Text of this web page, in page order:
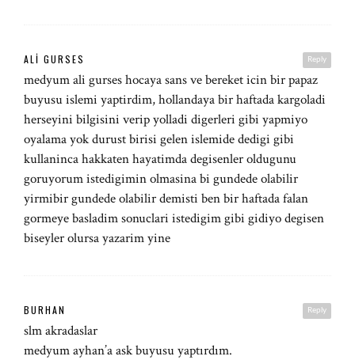
Reply
ALI GURSES
medyum ali gurses hocaya sans ve bereket icin bir papaz
buyusu islemi yaptirdim, hollandaya bir haftada kargoladi
herseyini bilgisini verip yolladi digerleri gibi yapmiyo
oyalama yok durust birisi gelen islemide dedigi gibi
kullaninca hakkaten hayatimda degisenler oldugunu
goruyorum istedigimin olmasina bi gundede olabilir
yirmibir gundede olabilir demisti ben bir haftada falan
gormeye basladim sonuclari istedigim gibi gidiyo degisen
biseyler olursa yazarim yine
Reply
BURHAN
slm akradaslar
medyum ayhan’a ask buyusu yaptırdım.